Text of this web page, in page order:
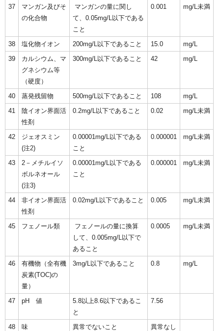
37
マンガン及びそ
の化合物
マンガンの量に関し
て、0.05mg/L以下である
こと
0.001 mg/L未満
38 塩化物イオン 200mg/L以下であること 15.0
mg/L
39
カルシウム、マ
グネシウム等
（硬度）
300mg/L以下であること 42 mg/L
40 蒸発残留物 500mg/L以下であること 108
mg/L
41
陰イオン界面活
性剤
0.2mg/L以下であること 0.02 mg/L未満
42
ジェオスミン
(注2)
0.00001mg/L以下である
こと
0.000001 mg/L未満
43
2－メチルイソ
ボルネオール
(注3)
0.00001mg/L以下である
こと
0.000001 mg/L未満
44
非イオン界面活
性剤
0.02mg/L以下であること 0.005 mg/L未満
45 フェノール類
フェノールの量に換算
して、0.005mg/L以下で
あること
0.0005 mg/L未満
46
有機物（全有機
炭素(TOC)の
量）
3mg/L以下であること 0.8 mg/L
47 pH 値
5.8以上8.6以下であるこ
と
7.56
48 味 異常でないこと
異常なし